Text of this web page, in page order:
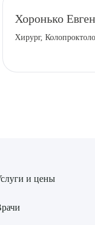
Хоронько
Хирург,
и цены